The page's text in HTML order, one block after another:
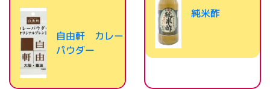
自由軒 カレー
パウダー
純米酢